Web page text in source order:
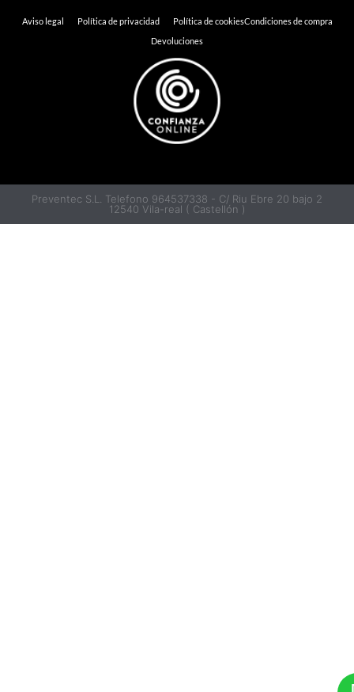
Aviso legal Política de privacidad Política de cookiesCondiciones de compra
Devoluciones
Preventec S.L. Telefono 964537338 - C/ Riu Ebre 20 bajo 2
12540 Vila-real ( Castellón )